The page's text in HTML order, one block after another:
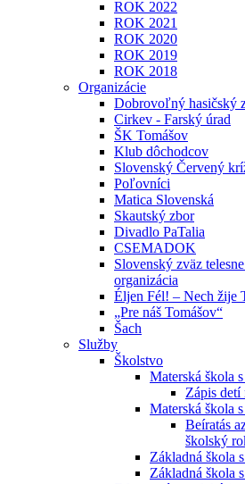
ROK 2022
ROK 2021
ROK 2020
ROK 2019
ROK 2018
Organizácie
Dobrovoľný hasičský
Cirkev - Farský úrad
ŠK Tomášov
Klub dôchodcov
Slovenský Červený
Poľovníci
Matica Slovenská
Skautský zbor
Divadlo PaTalia
CSEMADOK
Slovenský zväz
organizácia
Éljen Fél! – Nech žije
„Pre náš Tomášov“
Šach
Služby
Školstvo
Materská škola
Zápis
Materská škola
Beíratás
školský
Základná škola
Základná škola